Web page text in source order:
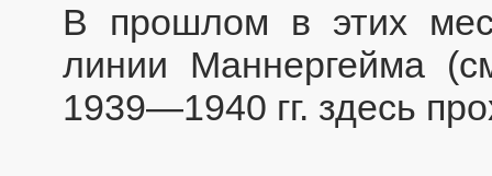
В прошлом в этих
линии Маннергейма
1939—1940 гг. здесь